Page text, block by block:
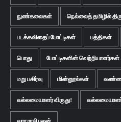
நுண்கலைகள் நெல்லைத் தமிழில்
படக்கவிதைப் போட்டிகள் பத்திகள்
பொது போட்டிகளின் வெற்றியாளர்கள்
மறு பகிர்வு மின்னூல்கள்
வல்லமையாளர் விருது! வல்லமையாளர்